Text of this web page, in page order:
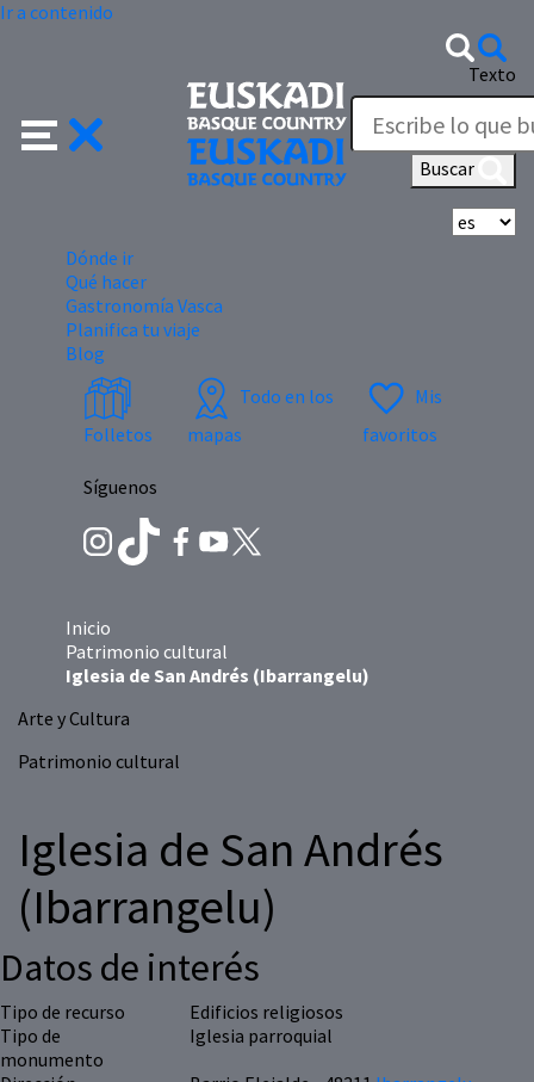
Ir a contenido
Texto
Buscar
Dónde ir
Qué hacer
Gastronomía Vasca
Planifica tu viaje
Blog
Folletos
Todo en los
mapas
Mis
favoritos
Síguenos
Inicio
Patrimonio cultural
Iglesia de San Andrés (Ibarrangelu)
Arte y Cultura
Patrimonio cultural
Iglesia de San Andrés
(Ibarrangelu)
Datos de interés
Tipo de recurso
Edificios religiosos
Tipo de
monumento
Iglesia parroquial